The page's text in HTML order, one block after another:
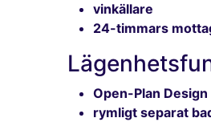
vinkällare
24-timmars
Open-Plan Design
rymligt separat